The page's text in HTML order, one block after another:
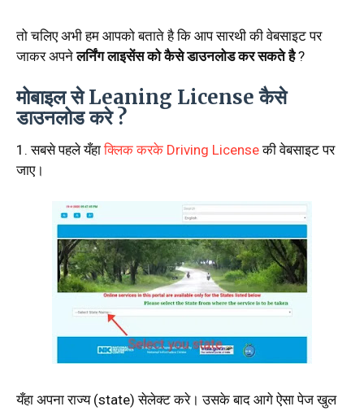
तो चलिए अभी हम आपको बताते है कि आप सारथी की वेबसाइट पर
जाकर अपनेलर्निंग लाइसेंस को कैसे डाउनलोड कर सकते है?
मोबाइल से Leaning License कैसे
डाउनलोड करे ?
1. सबसे पहले यँहाक्लिक करके Driving Licenseकी वेबसाइट पर
जाए।
यँहा अपना राज्य (state) सेलेक्ट करे। उसके बाद आगे ऐसा पेज खुल